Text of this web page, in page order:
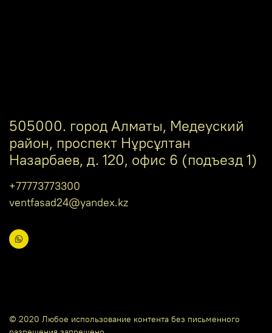
505000. город Алматы, Медеуский
район, проспект Нұрсұлтан
Назарбаев, д. 120, офис 6 (подъезд 1)
+77773773300
ventfasad24@yandex.kz
© 2020 Любое использование контента без письменного